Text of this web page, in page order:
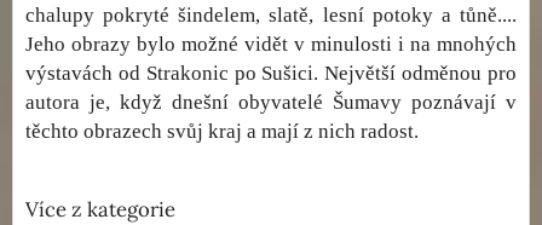
chalupy pokryté šindelem, slatě, lesní potoky a tůně....
Jeho obrazy bylo možné vidět v minulosti i na mnohých
výstavách od Strakonic po Sušici. Největší odměnou pro
autora je, když dnešní obyvatelé Šumavy poznávají v
těchto obrazech svůj kraj a mají z nich radost.
Více z kategorie